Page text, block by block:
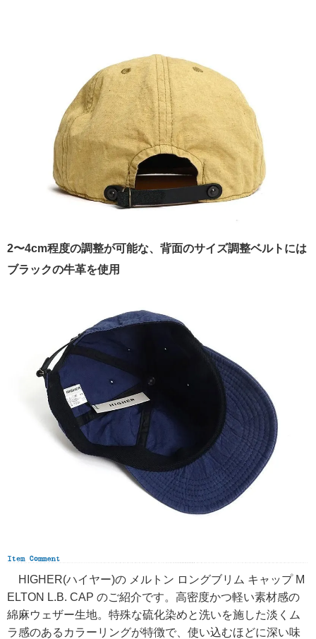
2〜4cm程度の調整が可能な、背面のサイズ調整ベルトには
ブラックの牛革を使用
HIGHER(ハイヤー)の メルトン ロングブリム キャップ M
ELTON L.B. CAP のご紹介です。高密度かつ軽い素材感の
綿麻ウェザー生地。特殊な硫化染めと洗いを施した淡くム
ラ感のあるカラーリングが特徴で、使い込むほどに深い味